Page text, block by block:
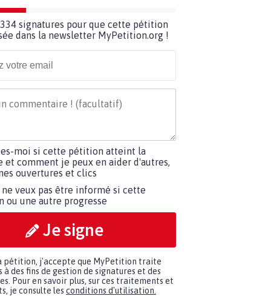
signatures pour que cette pétition
dans la newsletter MyPetition.org !
moi si cette pétition atteint la
et comment je peux en aider d'autres,
ouvertures et clics
ne veux pas être informé si cette
ou une autre progresse
Je signe
pétition, j'accepte que MyPetition traite
à des fins de gestion de signatures et des
Pour en savoir plus, sur ces traitements et
je consulte les conditions d'utilisation.